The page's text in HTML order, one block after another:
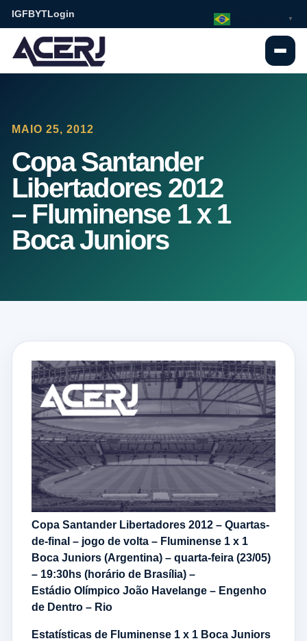
IGFBYTLogin
MAIO 25, 2012
Copa Santander
Libertadores 2012
– Fluminense 1 x 1
Boca Juniors
Copa Santander Libertadores 2012 – Quartas-
de-final – jogo de volta – Fluminense 1 x 1
Boca Juniors (Argentina) – quarta-feira (23/05)
– 19:30hs (horário de Brasília) –
Estádio Olímpico João Havelange – Engenho
de Dentro – Rio
Estatísticas de Fluminense 1 x 1 Boca Juniors
▼